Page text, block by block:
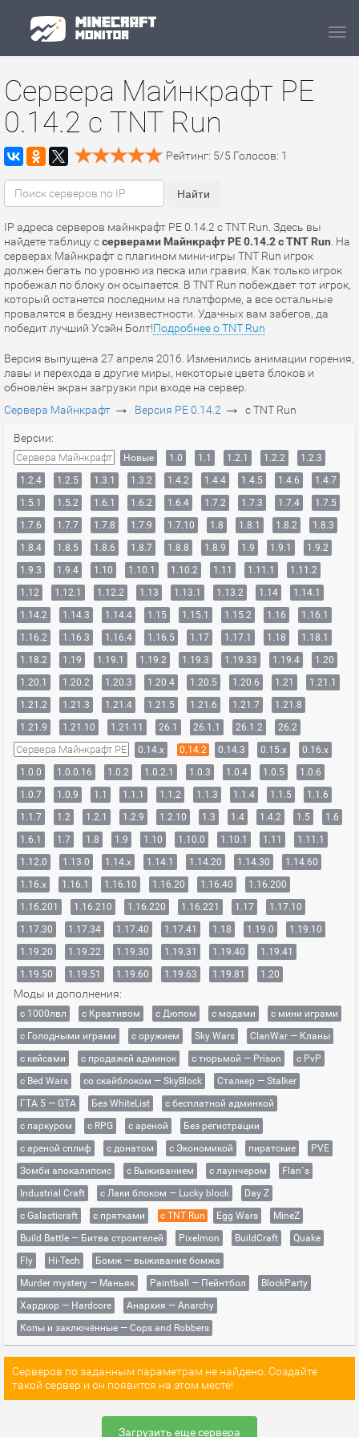
Сервера Майнкрафт PE
0.14.2 с TNT Run
Рейтинг: 5/5 Голосов: 1
IP адреса серверов майнкрафт PE 0.14.2 с TNT Run. Здесь вы
найдете таблицу ссерверами Майнкрафт PE 0.14.2 с TNT Run . На
серверах Майнкрафт c плагином мини-игры TNT Run игрок
должен бегать по уровню из песка или гравия. Как только игрок
пробежал по блоку он осыпается. В TNT Run побеждает тот игрок,
который останется последним на платформе, а все остальные
провалятся в бездну неизвестности. Удачных вам забегов, да
победит лучший Усэйн Болт!Подробнее о TNT Run
Версия выпущена 27 апреля 2016. Изменились анимации горения,
лавы и перехода в другие миры, некоторые цвета блоков и
обновлён экран загрузки при входе на сервер.
Сервера Майнкрафт → Версия PE 0.14.2 → с TNT Run
Версии:
Сервера Майнкрафт Новые 1.0 1.1 1.2.1 1.2.2
1.2.3
1.2.4
1.2.5 1.3.1 1.3.2 1.4.2 1.4.4 1.4.5 1.4.6
1.4.7
1.5.1
1.5.2 1.6.1 1.6.2 1.6.4 1.7.2 1.7.3 1.7.4
1.7.5
1.7.6
1.7.7 1.7.8 1.7.9 1.7.10 1.8 1.8.1 1.8.2
1.8.3
1.8.4
1.8.5 1.8.6 1.8.7 1.8.8 1.8.9 1.9 1.9.1
1.9.2
1.9.3
1.9.4 1.10 1.10.1 1.10.2 1.11 1.11.1
1.11.2
1.12
1.12.1 1.12.2 1.13 1.13.1 1.13.2 1.14
1.14.1
1.14.2
1.14.3 1.14.4 1.15 1.15.1 1.15.2 1.16
1.16.1
1.16.2
1.16.3 1.16.4 1.16.5 1.17 1.17.1 1.18
1.18.1
1.18.2
1.19 1.19.1 1.19.2 1.19.3 1.19.33 1.19.4
1.20
1.20.1
1.20.2 1.20.3 1.20.4 1.20.5 1.20.6 1.21
1.21.1
1.21.2
1.21.3 1.21.4 1.21.5 1.21.6 1.21.7
1.21.8
1.21.9
1.21.10 1.21.11 26.1 26.1.1 26.1.2 26.2
Сервера Майнкрафт PE 0.14.x 0.14.2 0.14.3 0.15.x
0.16.x
1.0.0
1.0.0.16 1.0.2 1.0.2.1 1.0.3 1.0.4 1.0.5
1.0.6
1.0.7
1.0.9 1.1 1.1.1 1.1.2 1.1.3 1.1.4 1.1.5
1.1.6
1.1.7
1.2 1.2.1 1.2.9 1.2.10 1.3 1.4 1.4.2 1.5
1.6
1.6.1
1.7 1.8 1.9 1.10 1.10.0 1.10.1 1.11
1.11.1
1.12.0
1.13.0 1.14.x 1.14.1 1.14.20 1.14.30
1.14.60
1.16.x
1.16.1 1.16.10 1.16.20 1.16.40
1.16.200
1.16.201
1.16.210 1.16.220 1.16.221 1.17
1.17.10
1.17.30
1.17.34 1.17.40 1.17.41 1.18 1.19.0
1.19.10
1.19.20
1.19.22 1.19.30 1.19.31 1.19.40
1.19.41
1.19.50
1.19.51 1.19.60 1.19.63 1.19.81 1.20
Моды и дополнения:
с 1000лвл c Креативом с Дюпом с модами
с мини играми
с Голодными играми
с оружием Sky Wars
ClanWar — Кланы
с кейсами
с продажей админок с тюрьмой — Prison
с PvP
с Bed Wars
со скайблоком — SkyBlock
Сталкер — Stalker
ГТА 5 — GTA
Без WhiteList
с бесплатной админкой
с паркуром
с RPG с ареной
Без регистрации
с ареной сплиф
с донатом с Экономикой пиратские
PVE
Зомби апокалипсис
с Выживанием с лаунчером
Flan`s
Industrial Craft
с Лаки блоком — Lucky block
Day Z
с Galacticraft
с прятками с TNT Run Egg Wars
MineZ
Build Battle — Битва строителей
Pixelmon BuildCraft
Quake
Fly
Hi-Tech
Бомж — выживание бомжа
Murder mystery — Маньяк
Paintball — Пейнтбол
BlockParty
Хардкор — Hardcore
Анархия — Anarchy
Копы и заключённые — Cops and Robbers
Серверов по заданным параметрам не найдено. Создайте
такой сервер и он появится на этом месте!
Загрузить еще сервера